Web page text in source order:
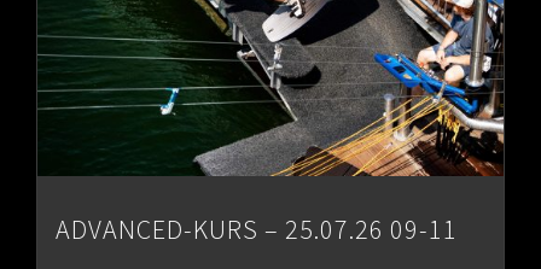
ADVANCED-KURS – 25.07.26 09-11